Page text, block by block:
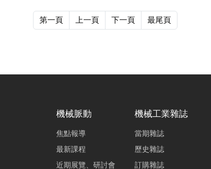
第一頁 上一頁 下一頁 最尾頁
機械脈動
焦點報導
最新課程
近期展覽、研討會
機械工業雜誌
當期雜誌
歷史雜誌
訂購雜誌